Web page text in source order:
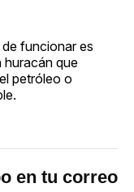
funcionar es
huracán que
petróleo o
en tu correo